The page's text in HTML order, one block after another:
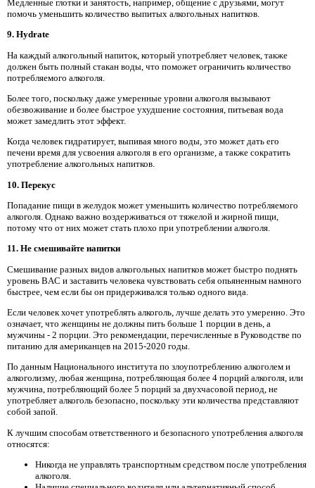
Медленные глотки и занятость, например, общение с друзьями, могут
помочь уменьшить количество выпитых алкогольных напитков.
9. Hydrate
На каждый алкогольный напиток, который употребляет человек, также
должен быть полный стакан воды, что поможет ограничить количество
потребляемого алкоголя.
Более того, поскольку даже умеренные уровни алкоголя вызывают
обезвоживание и более быстрое ухудшение состояния, питьевая вода
может замедлить этот эффект.
Когда человек гидратирует, выпивая много воды, это может дать его
печени время для усвоения алкоголя в его организме, а также сократить
употребление алкогольных напитков.
10. Перекус
Попадание пищи в желудок может уменьшить количество потребляемого
алкоголя. Однако важно воздерживаться от тяжелой и жирной пищи,
потому что от них может стать плохо при употреблении алкоголя.
11. Не смешивайте напитки
Смешивание разных видов алкогольных напитков может быстро поднять
уровень BAC и заставить человека чувствовать себя опьяненным намного
быстрее, чем если бы он придерживался только одного вида.
Если человек хочет употреблять алкоголь, лучше делать это умеренно. Это
означает, что женщины не должны пить больше 1 порции в день, а
мужчины - 2 порции. Это рекомендации, перечисленные в Руководстве по
питанию для американцев на 2015-2020 годы.
По данным Национального института по злоупотреблению алкоголем и
алкоголизму, любая женщина, потребляющая более 4 порций алкоголя, или
мужчина, потребляющий более 5 порций за двухчасовой период, не
употребляет алкоголь безопасно, поскольку эти количества представляют
собой запой.
К лучшим способам ответственного и безопасного употребления алкоголя
относятся:
Никогда не управлять транспортным средством после употребления
алкоголя.